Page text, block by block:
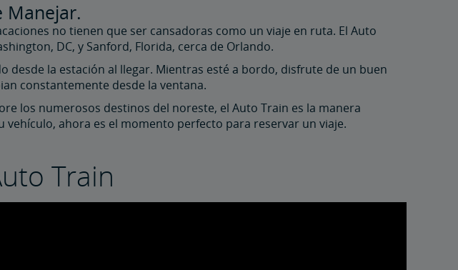
Manejar.
no tienen que ser cansadoras como un viaje en ruta. El Auto
DC, y Sanford, Florida, cerca de Orlando.
desde la estación al llegar. Mientras esté a bordo, disfrute de un buen
constantemente desde la ventana.
los numerosos destinos del noreste, el Auto Train es la manera
vehículo, ahora es el momento perfecto para reservar un viaje.
Train